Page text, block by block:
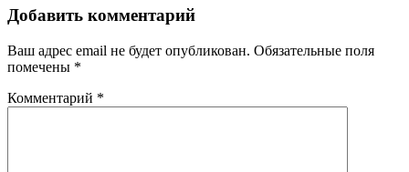
Добавить комментарий
Ваш адрес email не будет опубликован. Обязательные поля
помечены *
Комментарий *